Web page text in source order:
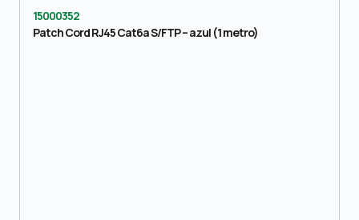
15000352
Patch Cord RJ45 Cat6a S/FTP – azul (1 metro)